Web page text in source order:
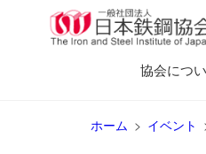
協会につ
ホーム イベント